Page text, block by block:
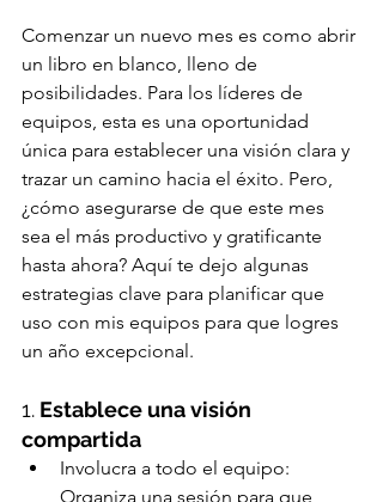
Comenzar un nuevo mes es como abrir
un libro en blanco, lleno de
posibilidades. Para los líderes de
equipos, esta es una oportunidad
única para establecer una visión clara y
trazar un camino hacia el éxito. Pero,
¿cómo asegurarse de que este mes
sea el más productivo y gratificante
hasta ahora? Aquí te dejo algunas
estrategias clave para planificar que
uso con mis equipos para que logres
un año excepcional.
1. Establece una visión
compartida
Involucra a todo el equipo:
Organiza una sesión para que